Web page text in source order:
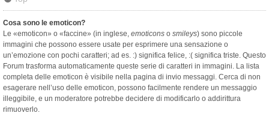
Cosa sono le emoticon?
Le «emoticon» o «faccine» (in inglese, emoticons o smileys) sono piccole
immagini che possono essere usate per esprimere una sensazione o
un’emozione con pochi caratteri; ad es. :) significa felice, :( significa triste. Questo
Forum trasforma automaticamente queste serie di caratteri in immagini. La lista
completa delle emoticon è visibile nella pagina di invio messaggi. Cerca di non
esagerare nell’uso delle emoticon, possono facilmente rendere un messaggio
illeggibile, e un moderatore potrebbe decidere di modificarlo o addirittura
rimuoverlo.